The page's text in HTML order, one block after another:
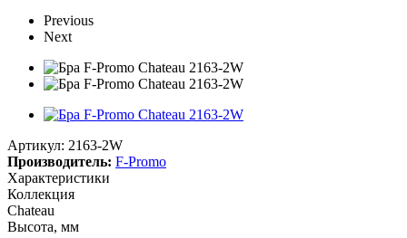
Previous
Next
Артикул: 2163-2W
Производитель: F-Promo
Характеристики
Коллекция
Chateau
Высота, мм